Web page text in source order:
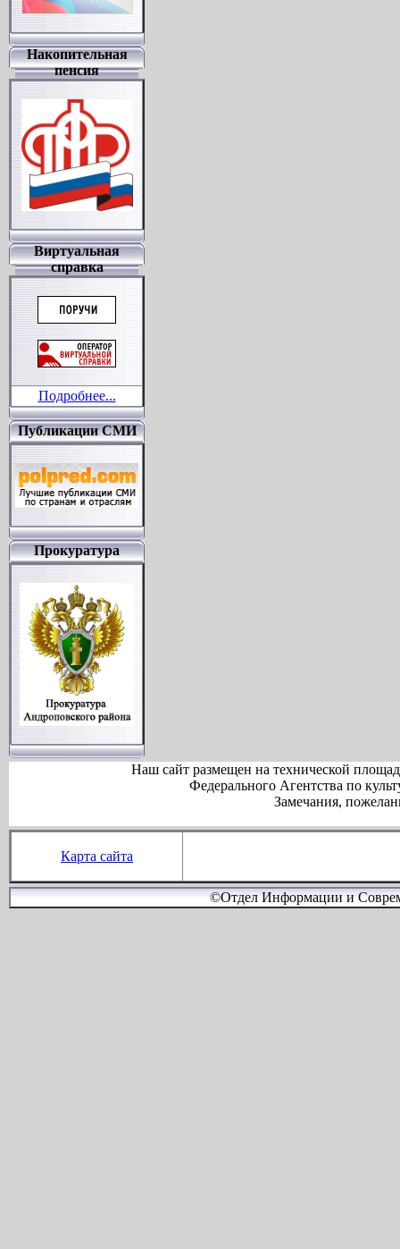
Накопительная
пенсия
Виртуальная
справка
Подробнее...
Публикации СМИ
Прокуратура
Наш сайт размещен на технической
Федерального Агентства по
Замечания,
Карта сайта
©Отдел Информации и